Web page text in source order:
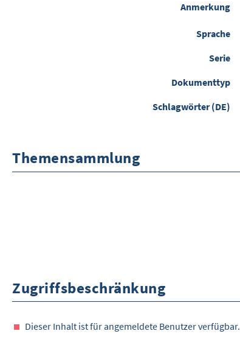
Anmerkung
Sprache
Serie
Dokumenttyp
Schlagwörter (DE)
Themensammlung
Zugriffsbeschränkung
Dieser Inhalt ist für angemeldete Benutzer verfügbar.